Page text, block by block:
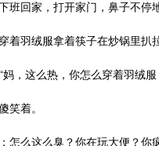
班回家，打开家门，鼻子不停
着羽绒服拿着筷子在炒锅里扒
妈，这么热，你怎么穿着羽绒服
笑着。
怎么这么臭？你在玩大便？你